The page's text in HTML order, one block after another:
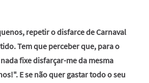
repetir o disfarce de Carnaval
Tem que perceber que, para o
fixe disfarçar-me da mesma
E se não quer gastar todo o seu